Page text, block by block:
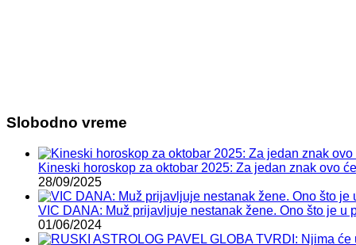
Slobodno vreme
Kineski horoskop za oktobar 2025: Za jedan znak ovo
28/09/2025
VIC DANA: Muž prijavljuje nestanak žene. Ono što je
01/06/2024